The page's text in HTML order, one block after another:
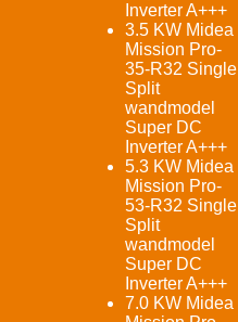
Inverter A+++
3.5 KW Midea
Mission Pro-
35-R32 Single
Split
wandmodel
Super DC
Inverter A+++
5.3 KW Midea
Mission Pro-
53-R32 Single
Split
wandmodel
Super DC
Inverter A+++
7.0 KW Midea